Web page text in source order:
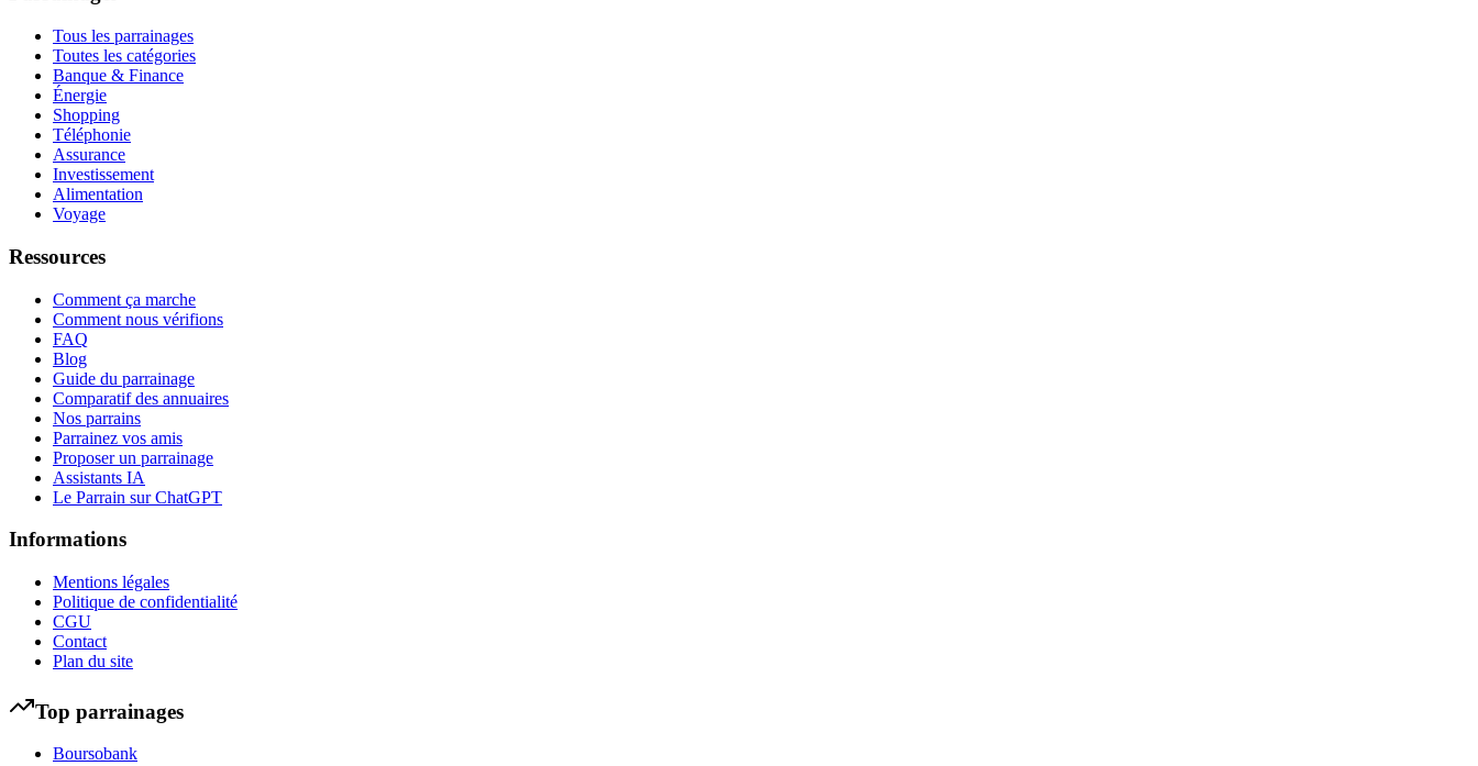
Tous les parrainages
Toutes les catégories
Banque & Finance
Énergie
Shopping
Téléphonie
Assurance
Investissement
Alimentation
Voyage
Ressources
Comment ça marche
Comment nous vérifions
FAQ
Blog
Guide du parrainage
Comparatif des annuaires
Nos parrains
Parrainez vos amis
Proposer un parrainage
Assistants IA
Le Parrain sur ChatGPT
Informations
Mentions légales
Politique de confidentialité
CGU
Contact
Plan du site
Top parrainages
Boursobank